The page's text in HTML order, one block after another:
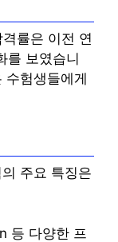
률은 이전 연
를 보였습니
수험생들에게
주요 특징은
등 다양한 프